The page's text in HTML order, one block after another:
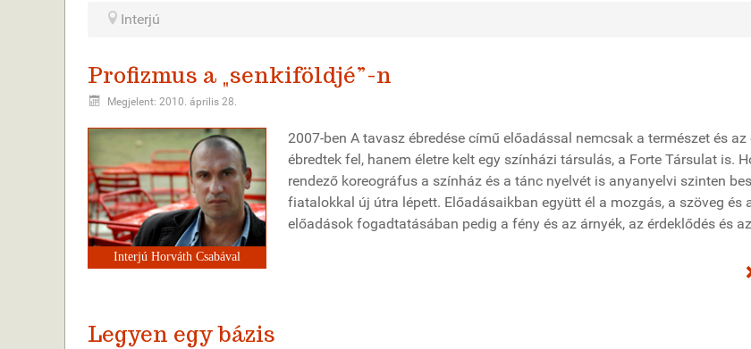
Interjú
Profizmus a „senkiföldjé”-n
Megjelent: 2010. április 28.
Interjú Horváth Csabával
2007-ben A tavasz ébredése című előadással nemcsak a természet és
ébredtek fel, hanem életre kelt egy színházi társulás, a Forte Társulat is.
rendező koreográfus a színház és a tánc nyelvét is anyanyelvi szinten
fiatalokkal új útra lépett. Előadásaikban együtt él a mozgás, a szöveg és
előadások fogadtatásában pedig a fény és az árnyék, az érdeklődés és
Legyen egy bázis